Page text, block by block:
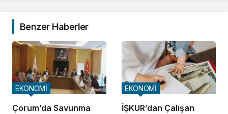
Benzer Haberler
Çorum’da Savunma
EKONOMİ
İŞKUR’dan Çalışan
EKONOMİ